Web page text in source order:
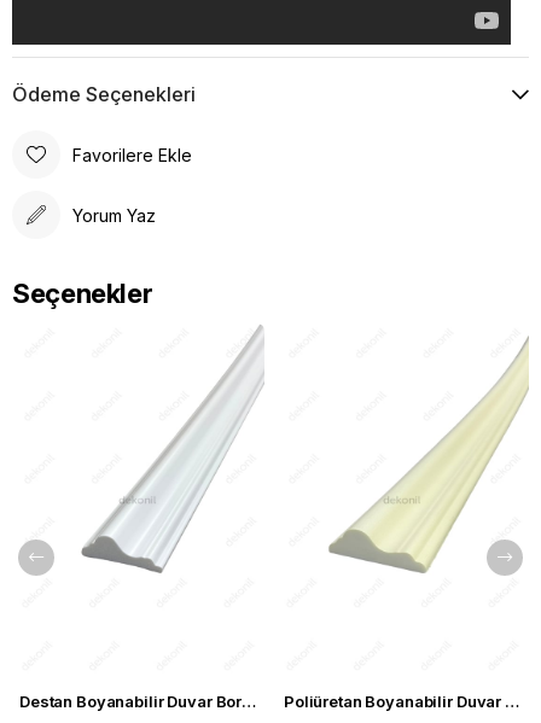
Ödeme Seçenekleri
Favorilere Ekle
Yorum Yaz
Seçenekler
Destan Boyanabilir Duvar Bordürü 6cm Poliüretan Boyanabilir Duvar Bordürü 6cm